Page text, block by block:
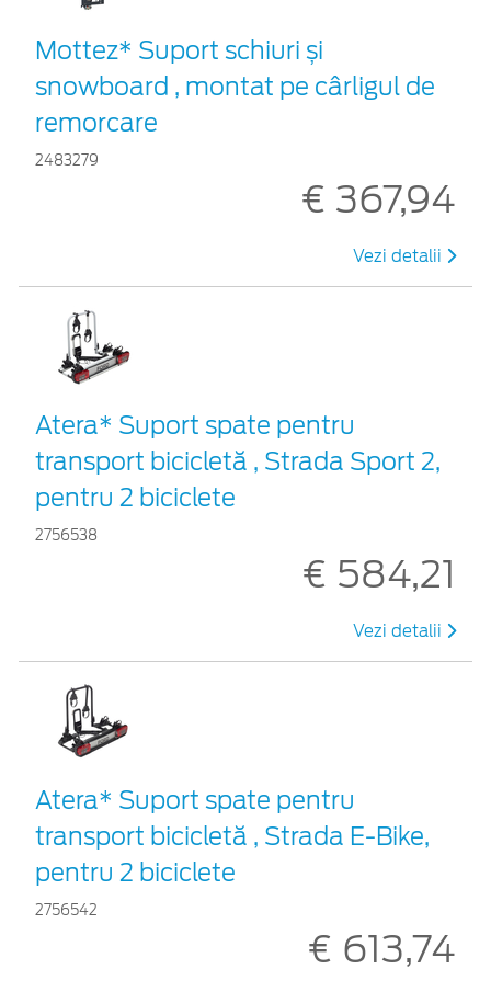
Mottez* Suport schiuri și
snowboard , montat pe cârligul de
remorcare
2483279
€ 367,94
Vezi detalii
Atera* Suport spate pentru
transport bicicletă , Strada Sport 2,
pentru 2 biciclete
2756538
€ 584,21
Vezi detalii
Atera* Suport spate pentru
transport bicicletă , Strada E-Bike,
pentru 2 biciclete
2756542
€ 613,74